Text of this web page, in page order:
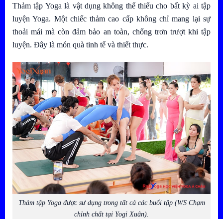
Thảm tập Yoga là vật dụng không thể thiếu cho bất kỳ ai tập
luyện Yoga. Một chiếc thảm cao cấp không chỉ mang lại sự
thoải mái mà còn đảm bảo an toàn, chống trơn trượt khi tập
luyện. Đây là món quà tinh tế và thiết thực.
Thảm tập Yoga được sư dụng trong tất cả các buổi tập (WS Chạm
chỉnh chất tại Yogi Xuân).